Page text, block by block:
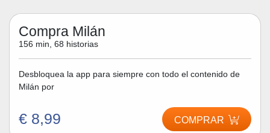
Compra Milán
156 min, 68 historias
Desbloquea la app para siempre con todo el contenido de
Milán por
€ 8,99 COMPRAR